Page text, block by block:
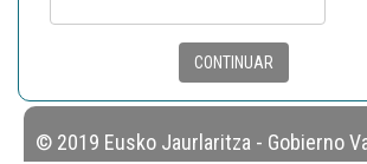
CONTINUAR
© 2019 Eusko Jaurlaritza - Gobierno